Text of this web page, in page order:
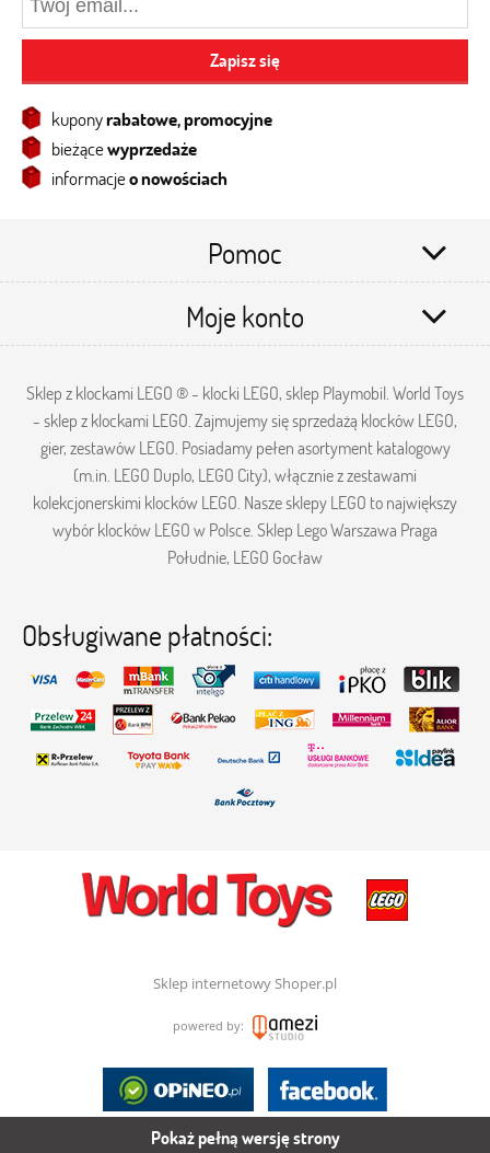
Zapisz się
kuponyrabatowe, promocyjne
bieżącewyprzedaże
informacjeo nowościach
Pomoc
Moje konto
Sklep z klockami LEGO ® - klocki LEGO, sklep Playmobil. World Toys
- sklep z klockami LEGO. Zajmujemy się sprzedażą klocków LEGO,
gier, zestawów LEGO. Posiadamy pełen asortyment katalogowy
(m.in. LEGO Duplo, LEGO City), włącznie z zestawami
kolekcjonerskimi klocków LEGO. Nasze sklepy LEGO to największy
wybór klocków LEGO w Polsce. Sklep Lego Warszawa Praga
Południe, LEGO Gocław
Obsługiwane płatności:
Sklep internetowy Shoper.pl
powered by:
Pokaż pełną wersję strony